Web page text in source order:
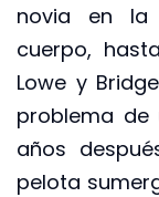
novia en la
cuerpo,
Lowe y
problema de
años
pelota